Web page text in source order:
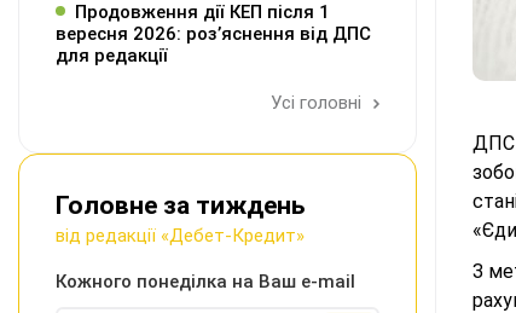
ДПС
З
Продовження дії КЕП після 1
вересня 2026: розʼяснення від ДПС
для редакції
Усі головні
Головне за тиждень
від редакції «Дебет-Кредит»
Кожного понеділка на Ваш e-mail